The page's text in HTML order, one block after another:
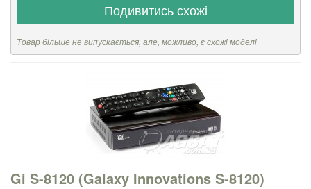
Подивитись схожі
Товар більше не випускається, але, можливо, є схожі моделі
Gi S-8120 (Galaxy Innovations S-8120)